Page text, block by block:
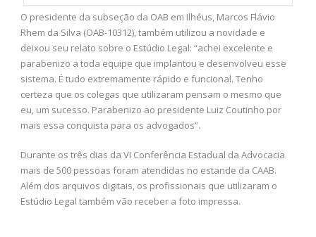
O presidente da subseção da OAB em Ilhéus, Marcos Flávio
Rhem da Silva (OAB-10312), também utilizou a novidade e
deixou seu relato sobre o Estúdio Legal: “achei excelente e
parabenizo a toda equipe que implantou e desenvolveu esse
sistema. É tudo extremamente rápido e funcional. Tenho
certeza que os colegas que utilizaram pensam o mesmo que
eu, um sucesso. Parabenizo ao presidente Luiz Coutinho por
mais essa conquista para os advogados”.
Durante os três dias da VI Conferência Estadual da Advocacia
mais de 500 pessoas foram atendidas no estande da CAAB.
Além dos arquivos digitais, os profissionais que utilizaram o
Estúdio Legal também vão receber a foto impressa.